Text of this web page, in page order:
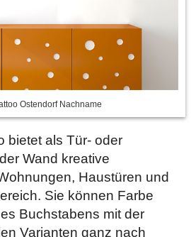
Ostendorf Nachname
bietet als Tür- oder
Wand kreative
Haustüren und
Sie können Farbe
Buchstabens mit der
Varianten ganz nach